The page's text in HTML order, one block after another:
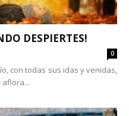
DESPIERTES!
0
con todas sus idas y venidas,
aflora...